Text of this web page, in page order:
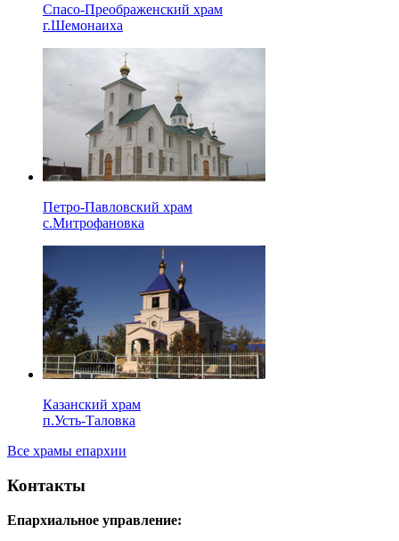
Спасо-Преображенский храм
г.Шемонаиха
Петро-Павловский храм
с.Митрофановка
Казанский храм
п.Усть-Таловка
Все храмы епархии
Контакты
Епархиальное управление: